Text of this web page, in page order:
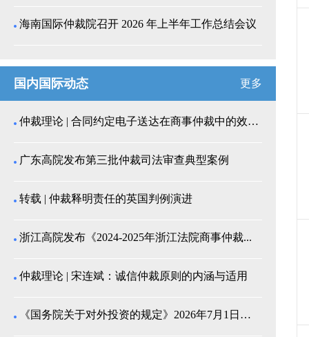
海南国际仲裁院召开 2026 年上半年工作总结会议
国内国际动态 更多
仲裁理论 | 合同约定电子送达在商事仲裁中的效力认...
广东高院发布第三批仲裁司法审查典型案例
转载 | 仲裁释明责任的英国判例演进
浙江高院发布《2024-2025年浙江法院商事仲裁...
仲裁理论 | 宋连斌：诚信仲裁原则的内涵与适用
《国务院关于对外投资的规定》2026年7月1日起施...